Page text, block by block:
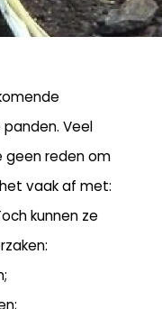
Veel
geen reden om
vaak af met:
kunnen ze